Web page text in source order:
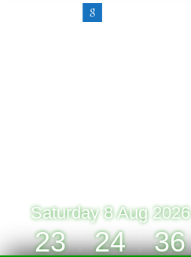
Saturday 8 Aug 2026
23 : 24 : 36